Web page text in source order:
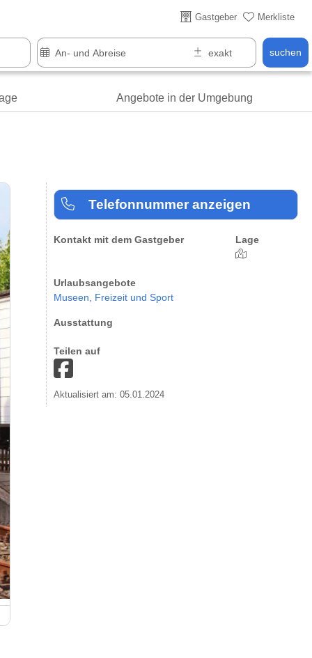
Gastgeber Merkliste
suchen
Angebote in der Umgebung
Telefonnummer anzeigen
Kontakt mit dem Gastgeber Lage
Urlaubsangebote
Museen, Freizeit und Sport
Ausstattung
Teilen auf
Aktualisiert am: 05.01.2024